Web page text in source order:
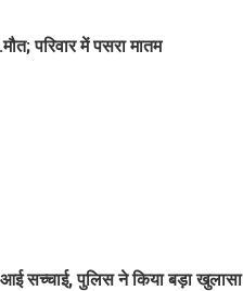
परिवार में पसरा मातम
सच्चाई, पुलिस ने किया बड़ा खुलासा